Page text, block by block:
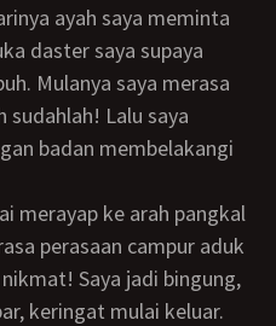
ayah saya meminta
daster saya supaya
Mulanya saya merasa
sudahlah! Lalu saya
badan membelakangi
perasaan campur aduk
Saya jadi bingung,
keringat mulai keluar.